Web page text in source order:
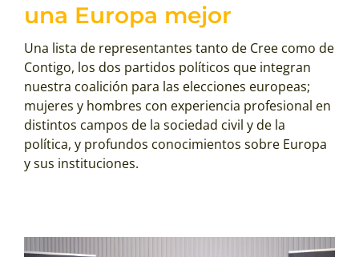
una Europa mejor
Una lista de representantes tanto de Cree como de
Contigo, los dos partidos políticos que integran
nuestra coalición para las elecciones europeas;
mujeres y hombres con experiencia profesional en
distintos campos de la sociedad civil y de la
política, y profundos conocimientos sobre Europa
y sus instituciones.